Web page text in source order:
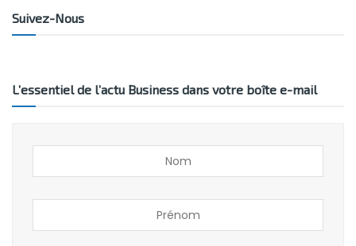
Suivez-Nous
L’essentiel de l’actu Business dans votre boîte e-mail